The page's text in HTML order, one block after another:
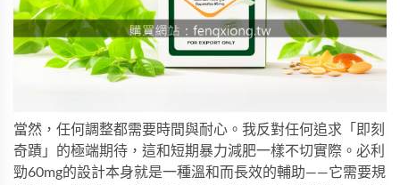
當然，任何調整都需要時間與耐心。我反對任何追求「即刻
奇蹟」的極端期待，這和短期暴力減肥一樣不切實際。 必利
勁60mg的設計本身就是一種溫和而長效的輔助——它需要規